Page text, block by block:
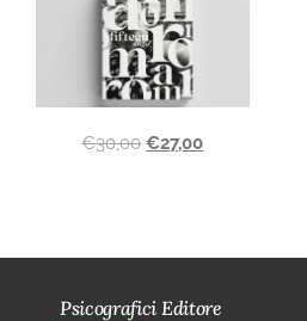
€30,00 €27,00
Psicografici Editore